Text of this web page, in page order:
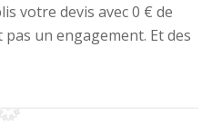
votre devis avec 0 € de
un engagement. Et des